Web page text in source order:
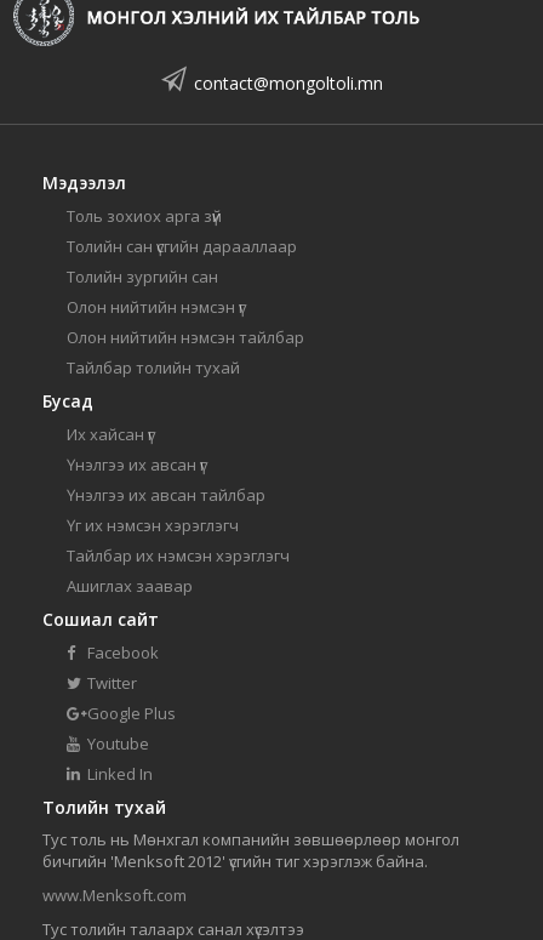
contact@mongoltoli.mn
Мэдээлэл
Толь зохиох арга зүй
Толийн сан үсгийн дарааллаар
Толийн зургийн сан
Олон нийтийн нэмсэн үг
Олон нийтийн нэмсэн тайлбар
Тайлбар толийн тухай
Бусад
Их хайсан үг
Үнэлгээ их авсан үг
Үнэлгээ их авсан тайлбар
Үг их нэмсэн хэрэглэгч
Тайлбар их нэмсэн хэрэглэгч
Ашиглах заавар
Сошиал сайт
Facebook
Twitter
Google Plus
Youtube
Linked In
Толийн тухай
Тус толь нь Мөнхгал компанийн зөвшөөрлөөр монгол
бичгийн 'Menksoft 2012' үсгийн тиг хэрэглэж байна.
www.Menksoft.com
Тус толийн талаарх санал хүсэлтээ